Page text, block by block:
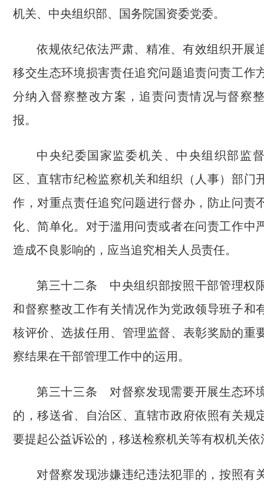
机关、中央组织部、国务院国资委党委。
依规依纪依法严肃、精准、有效组织开展
移交生态环境损害责任追究问题追责问责工作
分纳入督察整改方案，追责问责情况与督察
报。
中央纪委国家监委机关、中央组织部监
区、直辖市纪检监察机关和组织（人事）部门
作，对重点责任追究问题进行督办，防止问责
化、简单化。对于滥用问责或者在问责工作中
造成不良影响的，应当追究相关人员责任。
第三十二条 中央组织部按照干部管理权
和督察整改工作有关情况作为党政领导班子和
核评价、选拔任用、管理监督、表彰奖励的重
察结果在干部管理工作中的运用。
第三十三条 对督察发现需要开展生态环
的，移送省、自治区、直辖市政府依照有关规
要提起公益诉讼的，移送检察机关等有权机关依
对督察发现涉嫌违纪违法犯罪的，按照有